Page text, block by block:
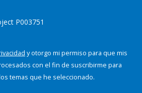
P003751
y otorgo mi permiso para que mis
con el fin de suscribirme para
temas que he seleccionado.